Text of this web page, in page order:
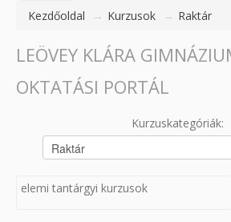
Belépés
Kezdőoldal → Kurzusok → Raktár
LEÖVEY KLÁRA
OKTATÁSI PORTÁL
Kurzuskategóriák:
elemi tantárgyi kurzusok